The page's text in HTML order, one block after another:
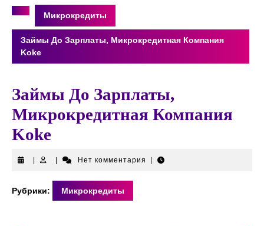
Микрокредиты
Займы До Зарплаты, Микрокредитная Компания
Koke
Займы До Зарплаты,
Микрокредитная Компания
Koke
Нет комментария
Рубрики: Микрокредиты